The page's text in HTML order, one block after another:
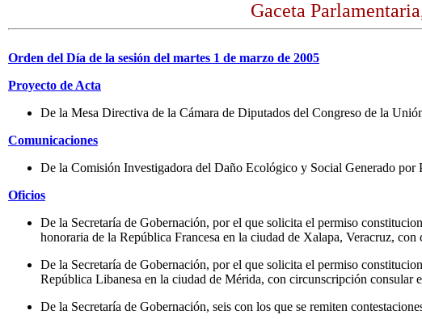
Gaceta
Orden del Día de la sesión del martes 1 de marzo de 2005
Proyecto de Acta
De la Mesa Directiva de la Cámara de Diputados del Congreso de la
Comunicaciones
De la Comisión Investigadora del Daño Ecológico y Social Generado por
Oficios
De la Secretaría de Gobernación, por el que solicita el permiso
honoraria de la República Francesa en la ciudad de Xalapa, Veracruz,
De la Secretaría de Gobernación, por el que solicita el permiso
República Libanesa en la ciudad de Mérida, con circunscripción consular
De la Secretaría de Gobernación, seis con los que se remiten